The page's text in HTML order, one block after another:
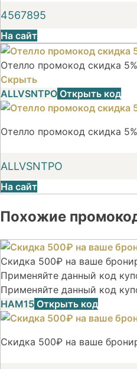
4567895
На сайт
Отелло промокод скидка
Скрыть
ALLVSNTPO Открыть код
Отелло промокод скидка
ALLVSNTPO
На сайт
Похожие
Скидка 500₽ на ваше
Применяйте данный код
Применяйте данный код
НАМ15 Открыть код
Скидка 500₽ на ваше